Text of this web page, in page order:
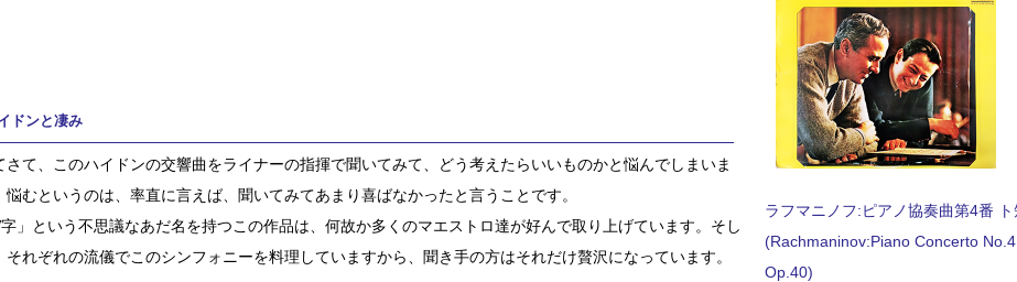
ドンと凄み
さて、このハイドンの交響曲をライナーの指揮で聞いてみて、どう考えたらいいものかと悩んでしまいま
悩むというのは、率直に言えば、聞いてみてあまり喜ばなかったと言うことです。
字」という不思議なあだ名を持つこの作品は、何故か多くのマエストロ達が好んで取り上げています。そし
それぞれの流儀でこのシンフォニーを料理していますから、聞き手の方はそれだけ贅沢になっています。
ラフマニノフ:ピアノ協奏曲第4番
(Rachmaninov:Piano Concerto
Op.40)